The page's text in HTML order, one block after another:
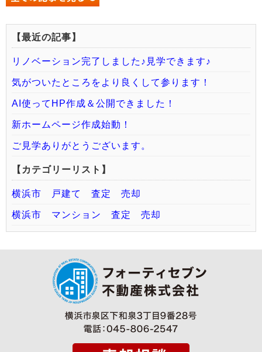
【最近の記事】
リノベーション完了しました♪見学できます♪
気がついたところをより良くして参ります！
AI使ってHP作成＆公開できました！
新ホームページ作成始動！
ご見学ありがとうございます。
【カテゴリーリスト】
横浜市 戸建て 査定 売却
横浜市 マンション 査定 売却